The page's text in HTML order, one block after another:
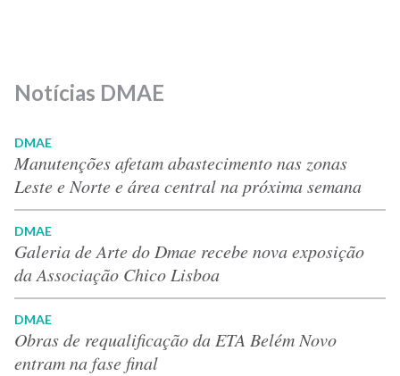
Notícias DMAE
DMAE
Manutenções afetam abastecimento nas zonas
Leste e Norte e área central na próxima semana
DMAE
Galeria de Arte do Dmae recebe nova exposição
da Associação Chico Lisboa
DMAE
Obras de requalificação da ETA Belém Novo
entram na fase final